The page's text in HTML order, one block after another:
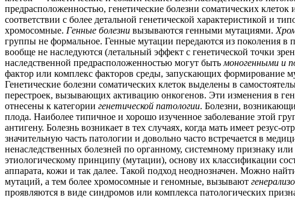
предрасположенностью, генетические болезни соматических
соответствии с более детальной генетической характеристикой и
хромосомные. Генные болезни вызываются генными мутациями.
группы не формальное. Генные мутации передаются из поколения в
вообще не наследуются (летальный эффект с генетической точки
наследственной предрасположенностью могут быть моногенными и
фактор или комплекс факторов среды, запускающих формирование
Генетические болезни соматических клеток выделены в
перестроек, вызывающих активацию онкогенов. Эти изменения в
отнесены к категории генетической патологии. Болезни,
плода. Наиболее типичное и хорошо изученное заболевание этой
антигену. Болезнь возникает в тех случаях, когда мать имеет
значительную часть патологии и довольно часто встречается в
ненаследственных болезней по органному, системному признаку
этиологическому принципу (мутации), основу их классификации
аппарата, кожи и так далее. Такой подход неоднозначен. Можно
мутаций, а тем более хромосомные и геномные, вызывают
проявляются в виде синдромов или комплекса патологических